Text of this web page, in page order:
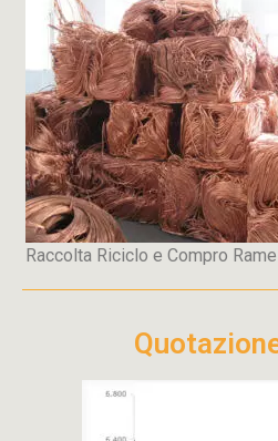
Raccolta Riciclo e Compro Rame